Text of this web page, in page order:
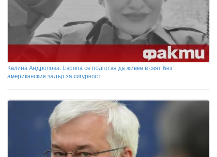
Калина Андролова: Европа се подготвя да живее в свят без
американския чадър за сигурност